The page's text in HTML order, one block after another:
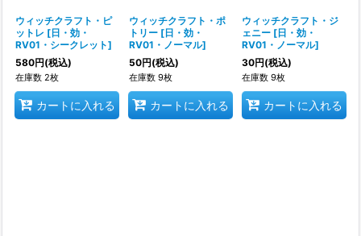
ウィッチクラフト・ピ
ットレ [日・効・
RV01・シークレット]
580円(税込)
在庫数 2枚
カートに入れる
ウィッチクラフト・ポ
トリー [日・効・
RV01・ノーマル]
50円(税込)
在庫数 9枚
カートに入れる
ウィッチクラフト・ジ
ェニー [日・効・
RV01・ノーマル]
30円(税込)
在庫数 9枚
カートに入れる